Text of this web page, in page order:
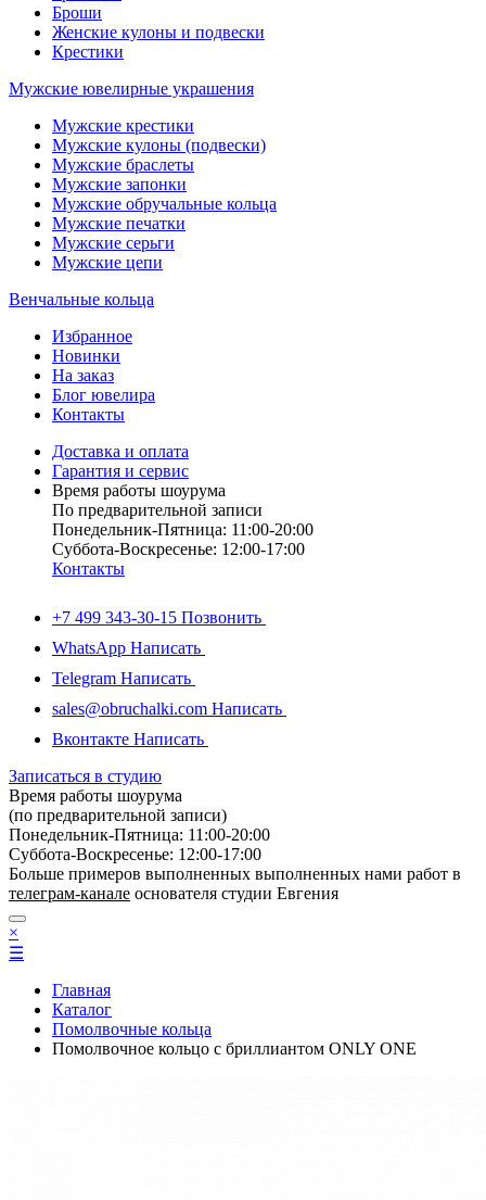
Броши
Женские кулоны и подвески
Крестики
Мужские ювелирные украшения
Мужские крестики
Мужские кулоны (подвески)
Мужские браслеты
Мужские запонки
Мужские обручальные кольца
Мужские печатки
Мужские серьги
Мужские цепи
Венчальные кольца
Избранное
Новинки
На заказ
Блог ювелира
Контакты
Доставка и оплата
Гарантия и сервис
Время работы шоурума
По предварительной записи
Понедельник-Пятница: 11:00-20:00
Суббота-Bоcкресенье: 12:00-17:00
Контакты
+7 499 343-30-15 Позвонить
WhatsApp Написать
Telegram Написать
sales@obruchalki.com Написать
Вконтакте Написать
Записаться в студию
Время работы шоурума
(по предварительной записи)
Понедельник-Пятница: 11:00-20:00
Суббота-Bоcкресенье: 12:00-17:00
Больше примеров выполненных выполненных нами работ в
телеграм-канале основателя студии Евгения
×
☰
Главная
Каталог
Помолвочные кольца
Помолвочное кольцо с бриллиантом ONLY ONE